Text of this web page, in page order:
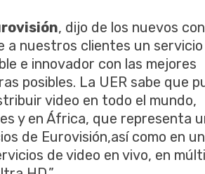
, dijo de los nuevos
a nuestros clientes un
e innovador con las mejores
posibles. La UER sabe que
video en todo el mundo,
y en África, que representa
de Eurovisión,así como en un
de video en vivo, en